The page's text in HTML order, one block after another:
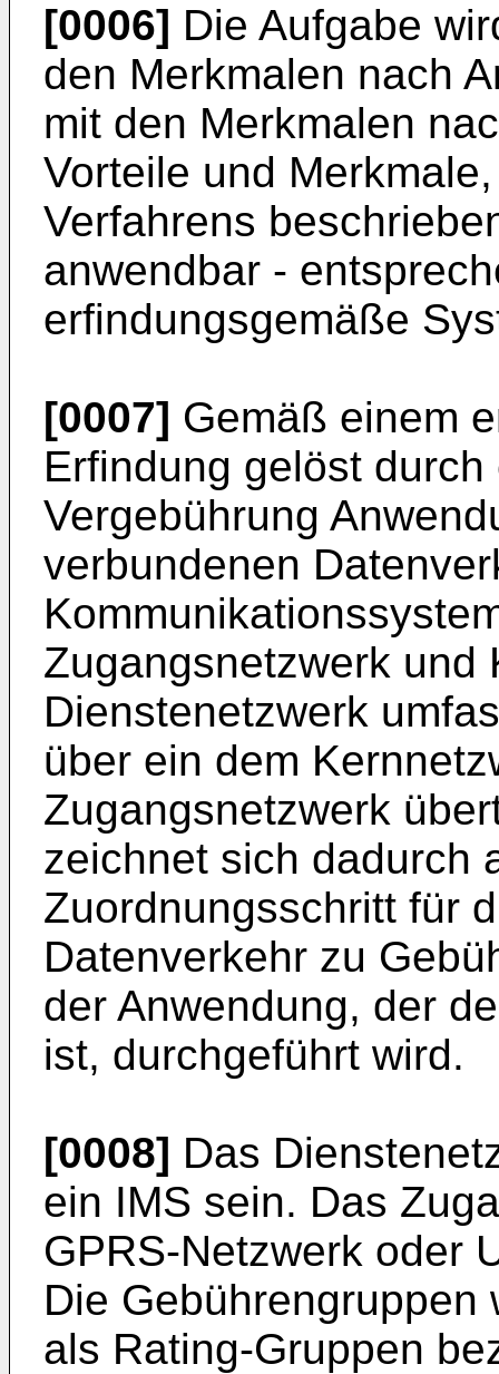
[0006] Die Aufgabe
den Merkmalen nach
mit den Merkmalen
Vorteile und
Verfahrens
anwendbar -
erfindungsgemäße
[0007] Gemäß einem
Erfindung gelöst
Vergebührung
verbundenen
Zugangsnetzwerk und
Dienstenetzwerk
über ein dem
Zugangsnetzwerk
zeichnet sich dadurch
Zuordnungsschritt für
Datenverkehr zu
der Anwendung, der
ist, durchgeführt wird.
[0008] Das
ein IMS sein. Das
GPRS-Netzwerk oder
Die
als Rating-Gruppen